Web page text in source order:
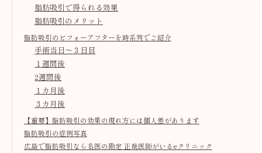
脂肪吸引で得られる効果
脂肪吸引のメリット
脂肪吸引のビフォーアフターを時系列でご紹介
手術当日～３日目
１週間後
2週間後
１カ月後
３カ月後
【重要】脂肪吸引の効果の現れ方には個人差があります
脂肪吸引の症例写真
広島で脂肪吸引なら名医の勘定 正哉医師がいるeクリニック